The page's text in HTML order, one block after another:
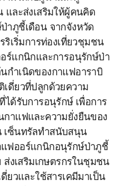
และส่งเสริมให้ผู้คนคิด
าภูชี้เดือน จากจังหวัด
ริเริ่มการท่องเที่ยวชุมชน
ร์แกนิกและการอนุรักษ์ป่า
กำเนิดของกาแฟอาราบิ
ดี่ยวที่ปลูกด้วยความ
ได้รับการอนุรักษ์ เพื่อการ
กาแฟและความยั่งยืนของ
เซ็นทรัลทำสนับสนุน
ฟออร์แกนิกอนุรักษ์ป่าภูชี้
ส่งเสริมเกษตรกรในชุมชน
ดี่ยวและใช้สารเคมีมาเป็น